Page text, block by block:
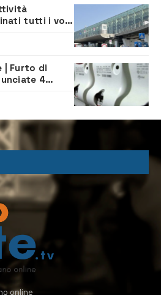
tutti i voli
| Furto di
4
online